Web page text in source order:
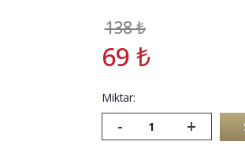
138₺
69 ₺
Miktar:
- +